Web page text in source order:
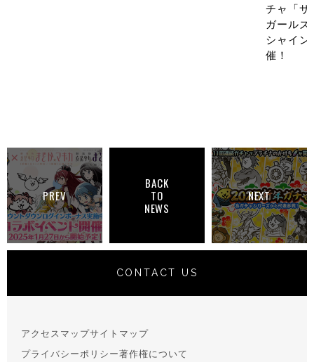
チャ「サ
ガールズ
シャイン
催！
PREV
BACK
TO
NEWS
NEXT
CONTACT US
アクセスマップサイトマップ
プライバシーポリシー著作権について